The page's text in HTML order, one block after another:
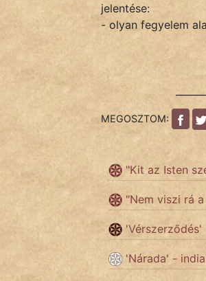
KÖZMONDÁS
FILM
jelentése:
- olyan fegyelem
MEGOSZTOM:
"Kit az Isten
"Nem viszi rá
'Vérszerződés'
'Nárada' -